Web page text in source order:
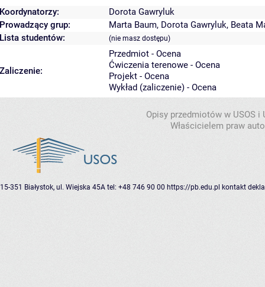
Koordynatorzy:
Dorota Gawryluk
Prowadzący grup:
Marta Baum, Dorota Gawryluk, Beata
Lista studentów:
(nie masz dostępu)
Zaliczenie:
Przedmiot - Ocena
Ćwiczenia terenowe - Ocena
Projekt - Ocena
Wykład (zaliczenie) - Ocena
Opisy przedmiotów w USOS
Właścicielem praw
15-351 Białystok, ul. Wiejska 45A tel: +48 746 90 00 https://pb.edu.pl kontakt